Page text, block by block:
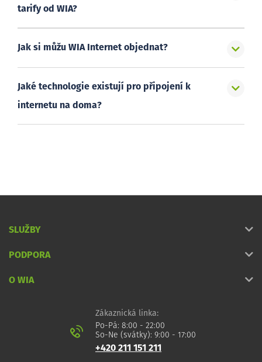
tarify od WIA?
Jak si můžu WIA Internet objednat?
Jaké technologie existují pro připojení k
internetu na doma?
SLUŽBY
PODPORA
O WIA
Zákaznická linka:
Po-Pá: 8:00 - 22:00
So-Ne (svátky): 9:00 - 17:00
+420 211 151 211